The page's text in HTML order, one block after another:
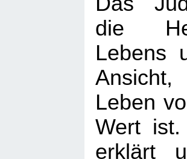
die
Lebens
Leben
Wert
erklärt